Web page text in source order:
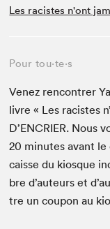
Les racistes n'ont
Pour tou⋅te⋅s
Venez ren­con­tr­er
livre « Les racistes
D’EN­CRIER. Nous
20 min­utes avant le
caisse du kiosque
bre d’auteurs et
tre un coupon au